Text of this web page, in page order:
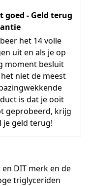
goed - Geld terug
het 14 volle
uit en als je op
moment besluit
niet de meest
is dat je ooit
geprobeerd, krijg
je geld terug!
DIT merk en de
triglyceriden